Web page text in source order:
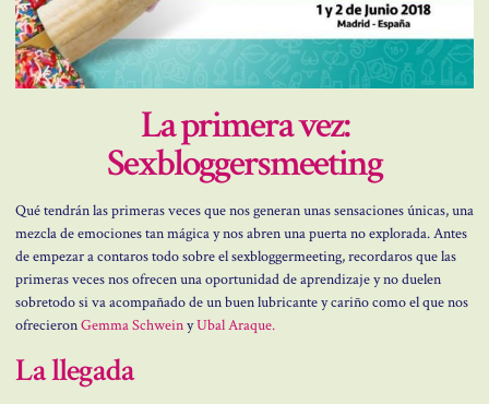
La primera vez:
Sexbloggersmeeting
Qué tendrán las primeras veces que nos generan unas sensaciones únicas, una
mezcla de emociones tan mágica y nos abren una puerta no explorada. Antes
de empezar a contaros todo sobre el sexbloggermeeting, recordaros que las
primeras veces nos ofrecen una oportunidad de aprendizaje y no duelen
sobretodo si va acompañado de un buen lubricante y cariño como el que nos
ofrecieronGemma SchweinyUbal Araque.
La llegada